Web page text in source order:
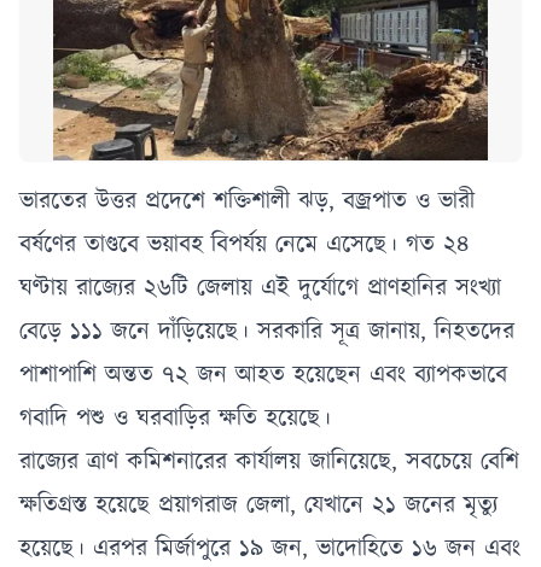
ভারতের উত্তর প্রদেশে শক্তিশালী ঝড়, বজ্রপাত ও ভারী
বর্ষণের তাণ্ডবে ভয়াবহ বিপর্যয় নেমে এসেছে। গত ২৪
ঘণ্টায় রাজ্যের ২৬টি জেলায় এই দুর্যোগে প্রাণহানির সংখ্যা
বেড়ে ১১১ জনে দাঁড়িয়েছে। সরকারি সূত্র জানায়, নিহতদের
পাশাপাশি অন্তত ৭২ জন আহত হয়েছেন এবং ব্যাপকভাবে
গবাদি পশু ও ঘরবাড়ির ক্ষতি হয়েছে।
রাজ্যের ত্রাণ কমিশনারের কার্যালয় জানিয়েছে, সবচেয়ে বেশি
ক্ষতিগ্রস্ত হয়েছে প্রয়াগরাজ জেলা, যেখানে ২১ জনের মৃত্যু
হয়েছে। এরপর মির্জাপুরে ১৯ জন, ভাদোহিতে ১৬ জন এবং